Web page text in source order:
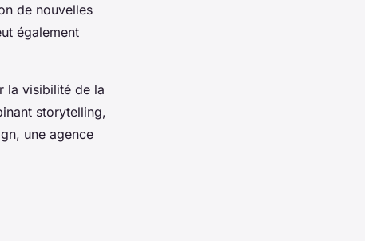
de nouvelles
également
la visibilité de la
storytelling,
une agence